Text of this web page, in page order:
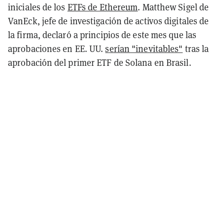
iniciales de los ETFs de Ethereum. Matthew Sigel de
VanEck, jefe de investigación de activos digitales de
la firma, declaró a principios de este mes que las
aprobaciones en EE. UU.serían "inevitables" tras la
aprobación del primer ETF de Solana en Brasil.